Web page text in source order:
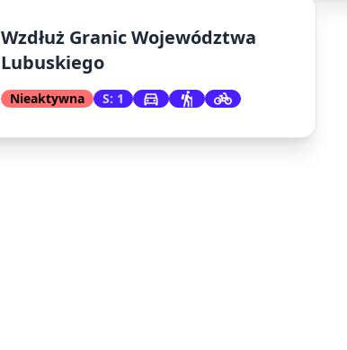
Wzdłuż Granic Województwa
Lubuskiego
Nieaktywna S: 1